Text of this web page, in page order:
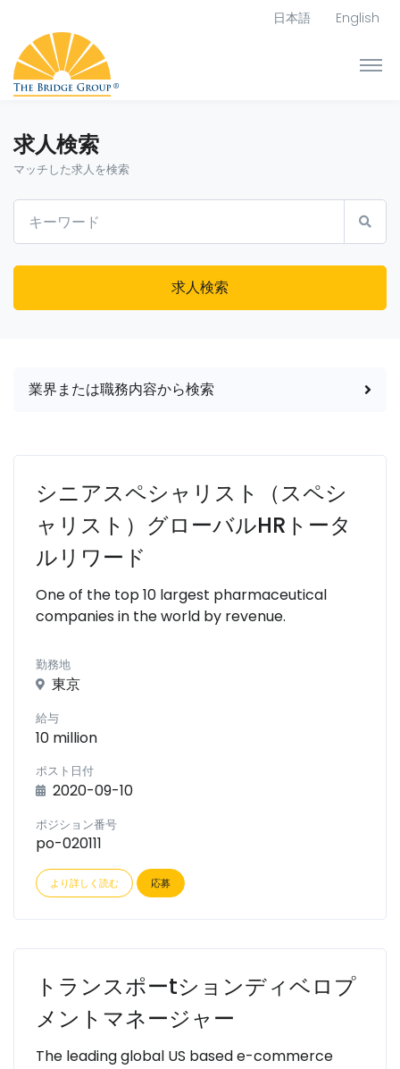
日本語 English
求人検索
マッチした求人を検索
求人検索
業界または職務内容から検索
シニアスペシャリスト（スペシ
ャリスト）グローバルHRトータ
ルリワード
One of the top 10 largest pharmaceutical
companies in the world by revenue.
勤務地
東京
給与
10 million
ポスト日付
2020-09-10
ポジション番号
po-020111
より詳しく読む 応募
トランスポーtションディベロプ
メントマネージャー
The leading global US based e-commerce